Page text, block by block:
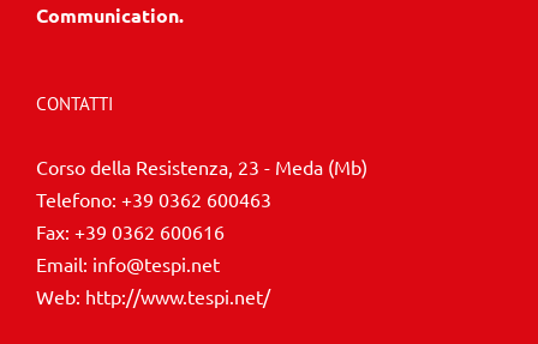
Communication.
CONTATTI
Corso della Resistenza, 23 - Meda (Mb)
Telefono: +39 0362 600463
Fax: +39 0362 600616
Email: info@tespi.net
Web: http://www.tespi.net/